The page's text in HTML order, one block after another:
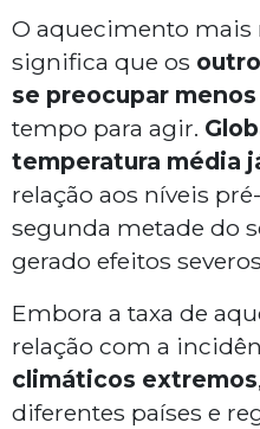
O aquecimento mais
significa que os
se preocupar menos
tempo para agir.
temperatura média
relação aos níveis
segunda metade do
gerado efeitos
Embora a taxa de
relação com a
climáticos extremos
diferentes países e